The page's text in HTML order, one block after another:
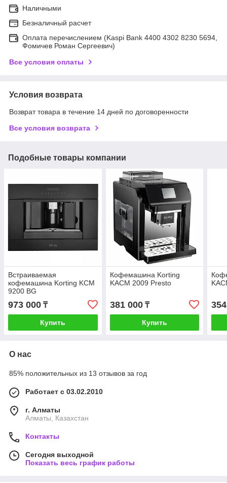
Наличными
Безналичный расчет
Оплата перечислением (Kaspi Bank 4400 4302 8230 5694,
Фомичев Роман Сергеевич)
Все условия оплаты
Условия возврата
Возврат товара в течение 14 дней по договоренности
Все условия возврата
Подобные товары компании
Встраиваемая
кофемашина Korting KCM
9200 BG
973 000 ₸
Купить
Кофемашина Korting
KACM 2009 Presto
381 000₸
Купить
О нас
85% положительных из 13 отзывов за год
Работает с 03.02.2010
г. Алматы
Алматы, Казахстан
Контакты
Сегодня выходной
Показать весь график работы